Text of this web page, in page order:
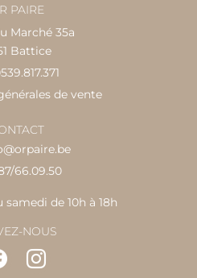
PAIRE
Marché 35a
Battice
de vente
66.09.50
de 10h à 18h
NOUS